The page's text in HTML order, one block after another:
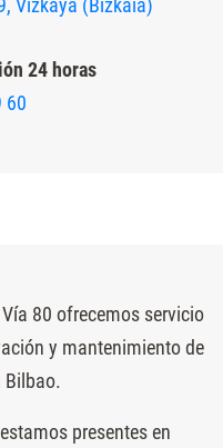
24 horas
60
80 ofrecemos servicio
y mantenimiento de
Bilbao.
presentes en